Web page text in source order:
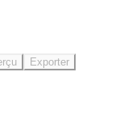
Exporter